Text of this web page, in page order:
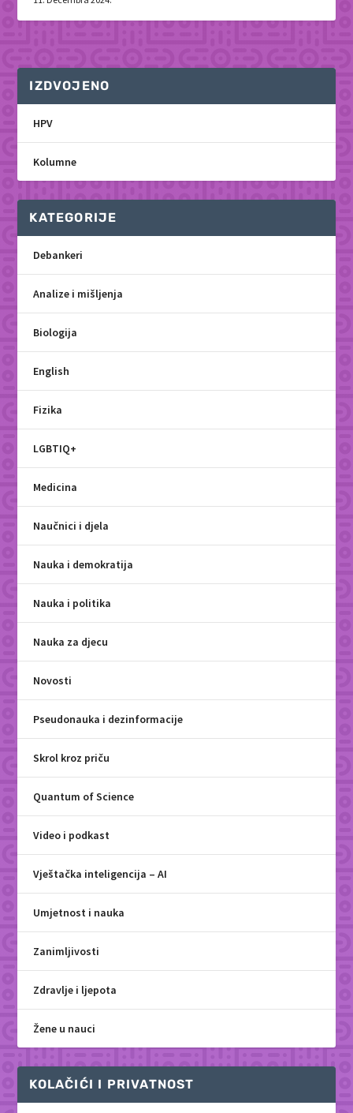
IZDVOJENO
HPV
Kolumne
KATEGORIJE
Debankeri
Analize i mišljenja
Biologija
English
Fizika
LGBTIQ+
Medicina
Naučnici i djela
Nauka i demokratija
Nauka i politika
Nauka za djecu
Novosti
Pseudonauka i dezinformacije
Skrol kroz priču
Quantum of Science
Video i podkast
Vještačka inteligencija – AI
Umjetnost i nauka
Zanimljivosti
Zdravlje i ljepota
Žene u nauci
KOLAČIĆI I PRIVATNOST